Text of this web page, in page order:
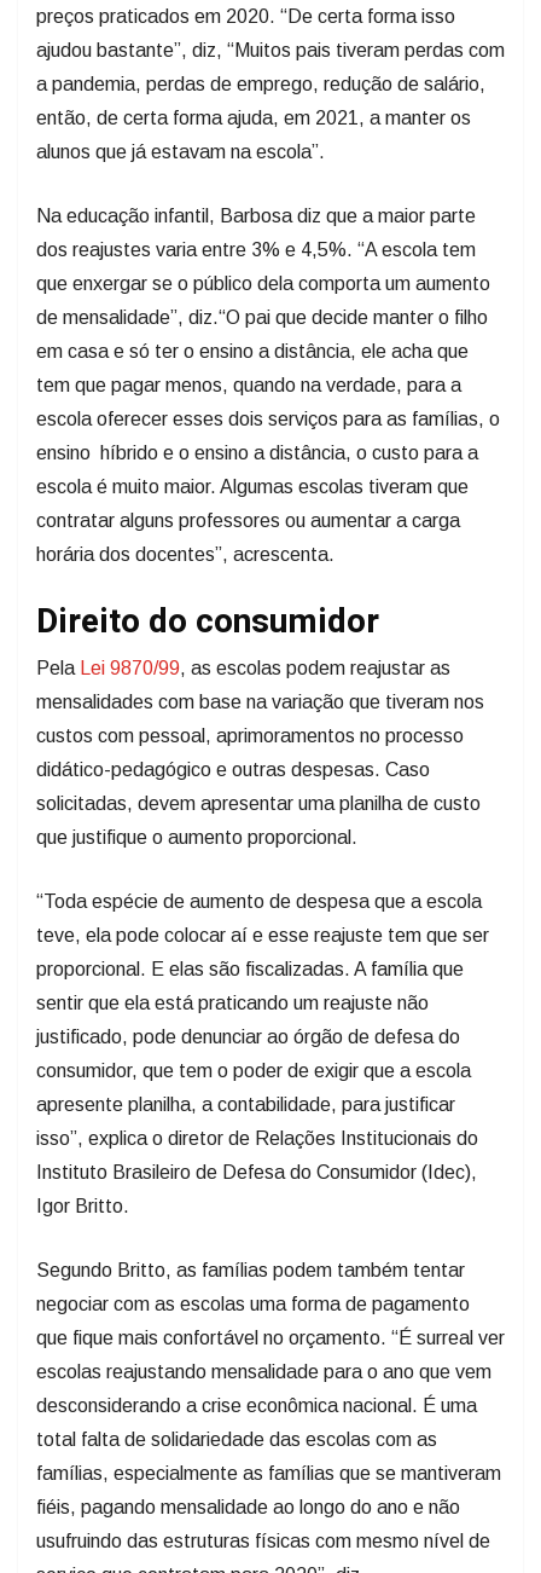
preços praticados em 2020. “De certa forma isso
ajudou bastante”, diz, “Muitos pais tiveram perdas com
a pandemia, perdas de emprego, redução de salário,
então, de certa forma ajuda, em 2021, a manter os
alunos que já estavam na escola”.
Na educação infantil, Barbosa diz que a maior parte
dos reajustes varia entre 3% e 4,5%. “A escola tem
que enxergar se o público dela comporta um aumento
de mensalidade”, diz.“O pai que decide manter o filho
em casa e só ter o ensino a distância, ele acha que
tem que pagar menos, quando na verdade, para a
escola oferecer esses dois serviços para as famílias, o
ensino híbrido e o ensino a distância, o custo para a
escola é muito maior. Algumas escolas tiveram que
contratar alguns professores ou aumentar a carga
horária dos docentes”, acrescenta.
Direito do consumidor
PelaLei 9870/99, as escolas podem reajustar as
mensalidades com base na variação que tiveram nos
custos com pessoal, aprimoramentos no processo
didático-pedagógico e outras despesas. Caso
solicitadas, devem apresentar uma planilha de custo
que justifique o aumento proporcional.
“Toda espécie de aumento de despesa que a escola
teve, ela pode colocar aí e esse reajuste tem que ser
proporcional. E elas são fiscalizadas. A família que
sentir que ela está praticando um reajuste não
justificado, pode denunciar ao órgão de defesa do
consumidor, que tem o poder de exigir que a escola
apresente planilha, a contabilidade, para justificar
isso”, explica o diretor de Relações Institucionais do
Instituto Brasileiro de Defesa do Consumidor (Idec),
Igor Britto.
Segundo Britto, as famílias podem também tentar
negociar com as escolas uma forma de pagamento
que fique mais confortável no orçamento. “É surreal ver
escolas reajustando mensalidade para o ano que vem
desconsiderando a crise econômica nacional. É uma
total falta de solidariedade das escolas com as
famílias, especialmente as famílias que se mantiveram
fiéis, pagando mensalidade ao longo do ano e não
usufruindo das estruturas físicas com mesmo nível de